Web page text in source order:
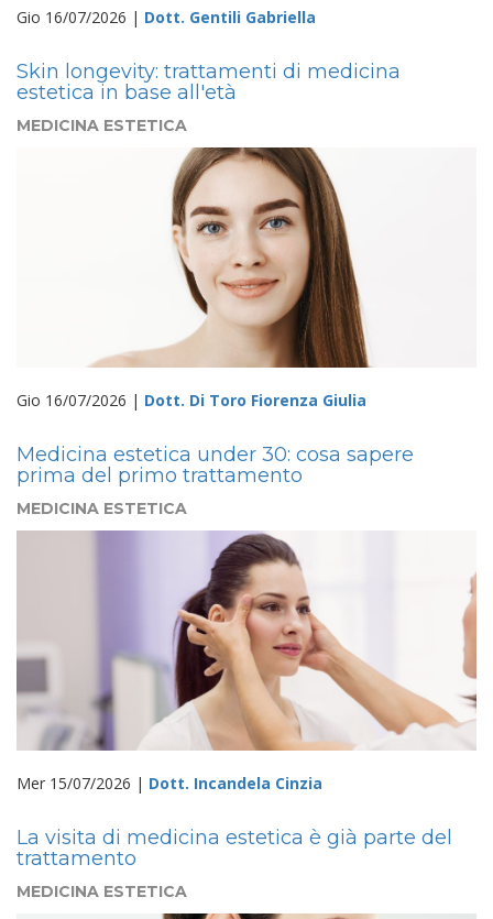
Gio 16/07/2026 | Dott. Gentili Gabriella
Skin longevity: trattamenti di medicina
estetica in base all'età
MEDICINA ESTETICA
Gio 16/07/2026 | Dott. Di Toro Fiorenza Giulia
Medicina estetica under 30: cosa sapere
prima del primo trattamento
MEDICINA ESTETICA
Mer 15/07/2026 | Dott. Incandela Cinzia
La visita di medicina estetica è già parte del
trattamento
MEDICINA ESTETICA